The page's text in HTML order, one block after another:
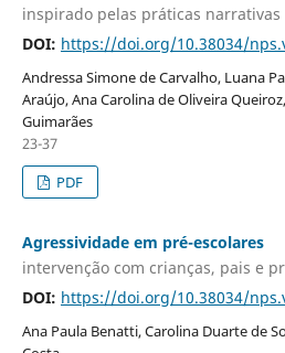
inspirado pelas práticas narrativas
DOI: https://doi.org/10.38034/
Andressa Simone de Carvalho, Luana
Araújo, Ana Carolina de Oliveira
Guimarães
23-37
PDF
Agressividade em pré-escolares
intervenção com crianças, pais e
DOI: https://doi.org/10.38034/
Ana Paula Benatti, Carolina Duarte de